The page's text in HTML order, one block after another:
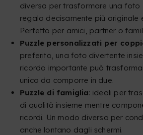
diversa per trasformare una foto
regalo decisamente più originale
Perfetto per amici, partner o
Puzzle personalizzati per
preferito, una foto divertente
ricordo importante può
unico da comporre in due.
Puzzle di famiglia: ideali per
di qualità insieme mentre
ricordi. Un modo diverso per
anche lontano dagli schermi.